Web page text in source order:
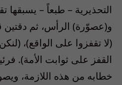
التحذيرية – طبعاً – يسبقها
و(عصوّرة) الرأس، ثم دقتين
(لا تقفزوا على الواقع)،
القفز على ثوابت الأمة).
خطابه من هذه اللازمة،